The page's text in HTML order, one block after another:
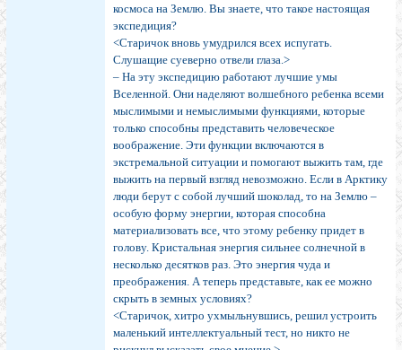
космоса на Землю. Вы знаете, что такое настоящая
экспедиция?
<Старичок вновь умудрился всех испугать.
Слушащие суеверно отвели глаза.>
– На эту экспедицию работают лучшие умы
Вселенной. Они наделяют волшебного ребенка всеми
мыслимыми и немыслимыми функциями, которые
только способны представить человеческое
воображение. Эти функции включаются в
экстремальной ситуации и помогают выжить там, где
выжить на первый взгляд невозможно. Если в Арктику
люди берут с собой лучший шоколад, то на Землю –
особую форму энергии, которая способна
материализовать все, что этому ребенку придет в
голову. Кристальная энергия сильнее солнечной в
несколько десятков раз. Это энергия чуда и
преображения. А теперь представьте, как ее можно
скрыть в земных условиях?
<Старичок, хитро ухмыльнувшись, решил устроить
маленький интеллектуальный тест, но никто не